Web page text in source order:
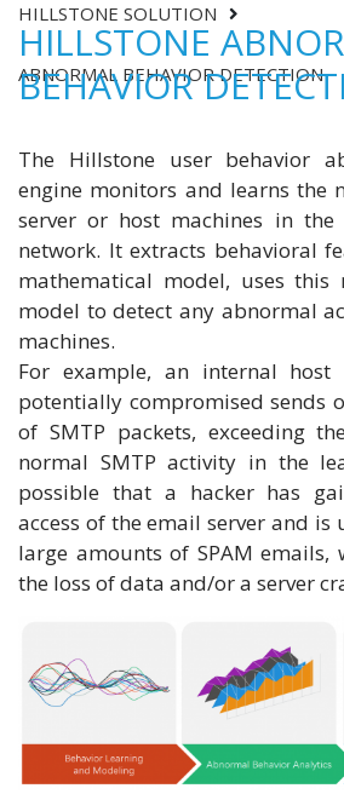
HILLSTONE SOLUTION
ABNORMAL BEHAVIOR DETECTION
HILLSTONE
BEHAVIOR
The Hillstone user behavior abnormal detection
engine monitors and learns the
server or host machines in the
network. It extracts behavioral
mathematical model, uses this
model to detect any abnormal
machines.
For example, an internal host
potentially compromised sends
of SMTP packets, exceeding
normal SMTP activity in the
possible that a hacker has
access of the email server and
large amounts of SPAM emails,
the loss of data and/or a server